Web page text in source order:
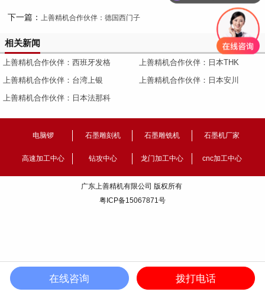
下一篇： 上善精机合作伙伴：德国西门子
相关新闻
上善精机合作伙伴：西班牙发格
上善精机合作伙伴：台湾上银
上善精机合作伙伴：日本法那科
上善精机合作伙伴：日本THK
上善精机合作伙伴：日本安川
电脑锣 石墨雕刻机 石墨雕铣机 石墨机厂家
高速加工中心 钻攻中心 龙门加工中心 cnc加工中心
广东上善精机有限公司 版权所有
粤ICP备15067871号
在线咨询 拨打电话